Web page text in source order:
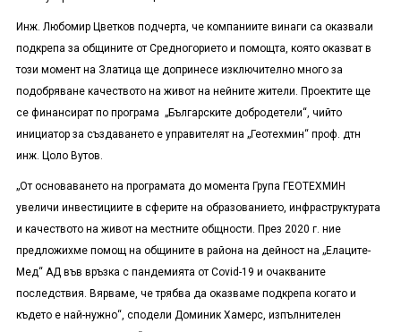
Инж. Любомир Цветков подчерта, че компаниите винаги са оказвали
подкрепа за общините от Средногорието и помощта, която оказват в
този момент на Златица ще допринесе изключително много за
подобряване качеството на живот на нейните жители. Проектите ще
се финансират по програма „Българските добродетели“, чийто
инициатор за създаването е управителят на „Геотехмин“ проф. дтн
инж. Цоло Вутов.
„От основаването на програмата до момента Група ГЕОТЕХМИН
увеличи инвестициите в сферите на образованието, инфраструктурата
и качеството на живот на местните общности. През 2020 г. ние
предложихме помощ на общините в района на дейност на „Елаците-
Мед“ АД във връзка с пандемията от Covid-19 и очакваните
последствия. Вярваме, че трябва да оказваме подкрепа когато и
където е най-нужно“, сподели Доминик Хамерс, изпълнителен